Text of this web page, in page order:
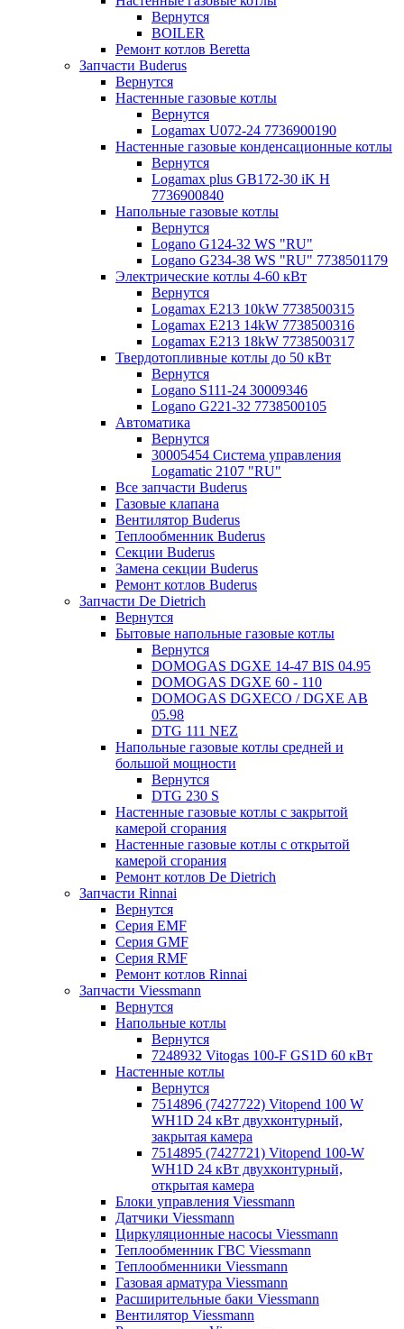
Вернутся
BOILER
Ремонт котлов Beretta
Запчасти Buderus
Вернутся
Настенные газовые котлы
Вернутся
Logamax U072-24 7736900190
Настенные газовые конденсационные котлы
Вернутся
Logamax plus GB172-30 iK H
7736900840
Напольные газовые котлы
Вернутся
Logano G124-32 WS "RU"
Logano G234-38 WS "RU" 7738501179
Электрические котлы 4-60 кВт
Вернутся
Logamax E213 10kW 7738500315
Logamax E213 14kW 7738500316
Logamax E213 18kW 7738500317
Твердотопливные котлы до 50 кВт
Вернутся
Logano S111-24 30009346
Logano G221-32 7738500105
Автоматика
Вернутся
30005454 Система управления
Logamatic 2107 "RU"
Все запчасти Buderus
Газовые клапана
Вентилятор Buderus
Теплообменник Buderus
Секции Buderus
Замена секции Buderus
Ремонт котлов Buderus
Запчасти De Dietrich
Вернутся
Бытовые напольные газовые котлы
Вернутся
DOMOGAS DGXE 14-47 BIS 04.95
DOMOGAS DGXE 60 - 110
DOMOGAS DGXECO / DGXE AB
05.98
DTG 111 NEZ
Напольные газовые котлы средней и
большой мощности
Вернутся
DTG 230 S
Настенные газовые котлы с закрытой
камерой сгорания
Настенные газовые котлы с открытой
камерой сгорания
Ремонт котлов Dе Dietrich
Запчасти Rinnai
Вернутся
Серия EMF
Серия GMF
Серия RMF
Ремонт котлов Rinnai
Запчасти Viessmann
Вернутся
Напольные котлы
Вернутся
7248932 Vitogas 100-F GS1D 60 кВт
Настенные котлы
Вернутся
7514896 (7427722) Vitopend 100 W
WH1D 24 кВт двухконтурный,
закрытая камера
7514895 (7427721) Vitopend 100-W
WH1D 24 кВт двухконтурный,
открытая камера
Блоки управления Viessmann
Датчики Viessmann
Циркуляционные насосы Viessmann
Теплообменник ГВС Viessmann
Теплообменники Viessmann
Газовая арматура Viessmann
Расширительные баки Viessmann
Вентилятор Viessmann